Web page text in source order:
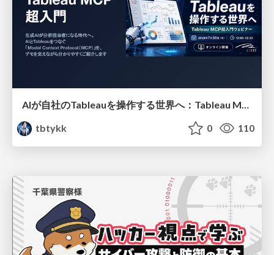
tbtykk
0 110